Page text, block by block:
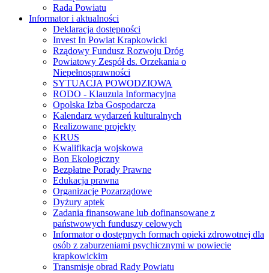
Rada Powiatu
Informator i aktualności
Deklaracja dostępności
Invest In Powiat Krapkowicki
Rządowy Fundusz Rozwoju Dróg
Powiatowy Zespół ds. Orzekania o
Niepełnosprawności
SYTUACJA POWODZIOWA
RODO - Klauzula Informacyjna
Opolska Izba Gospodarcza
Kalendarz wydarzeń kulturalnych
Realizowane projekty
KRUS
Kwalifikacja wojskowa
Bon Ekologiczny
Bezpłatne Porady Prawne
Edukacja prawna
Organizacje Pozarządowe
Dyżury aptek
Zadania finansowane lub dofinansowane z
państwowych funduszy celowych
Informator o dostępnych formach opieki zdrowotnej dla
osób z zaburzeniami psychicznymi w powiecie
krapkowickim
Transmisje obrad Rady Powiatu